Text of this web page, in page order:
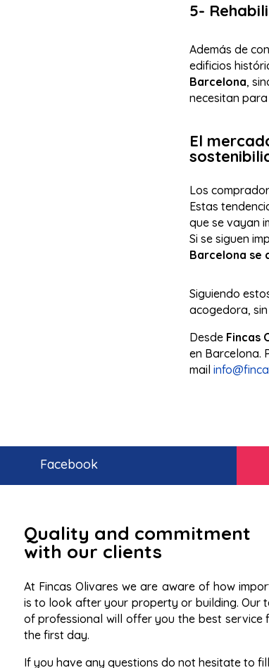
5-
Además de
edificios
Barcelona,
necesitan
El
Los
Estas
que se vayan
Si se siguen
Barcelona se
Siguiendo
acogedora,
Desde Fincas
en Barcelona.
mail
Facebook
Quality and commitment
with our clients
At Fincas Olivares we are aware of how
is to look after your property or building. Our
of professional will offer you the best service
the first day.
If you have any questions do not hesitate to